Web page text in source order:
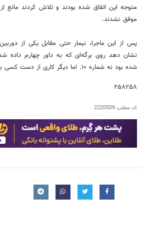
متوجه این اتفاق شده بودند و تلاش کردند مانع
موفق نشدند.
پس از این ماجرا، نیمار حتی مقابل یکی از
شده بود نه شماره ۱۰. اما دیگر کاری از دست کسی برنمی‌آمد.
۲۵۸۲۵۸
کد مطلب2220509